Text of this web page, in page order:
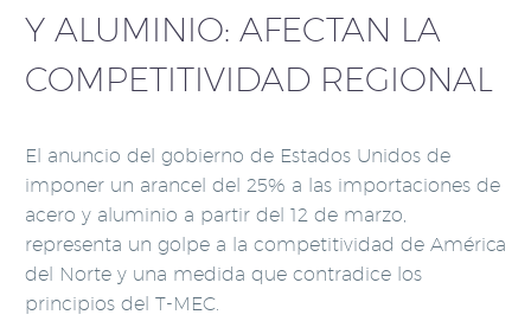
Y ALUMINIO: AFECTAN LA
COMPETITIVIDAD REGIONAL
El anuncio del gobierno de Estados Unidos de
imponer un arancel del 25% a las importaciones de
acero y aluminio a partir del 12 de marzo,
representa un golpe a la competitividad de América
del Norte y una medida que contradice los
principios del T-MEC.